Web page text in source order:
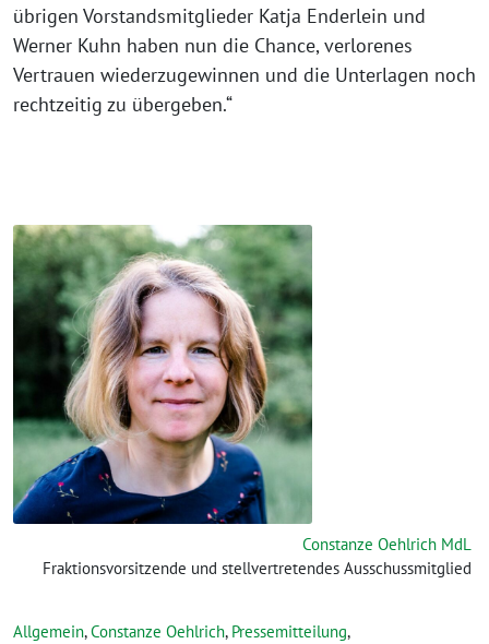
übrigen Vorstandsmitglieder Katja Enderlein und
Werner Kuhn haben nun die Chance, verlorenes
Vertrauen wiederzugewinnen und die Unterlagen noch
rechtzeitig zu übergeben.“
Constanze Oehlrich MdL
Fraktionsvorsitzende und stellvertretendes Ausschussmitglied
Allgemein,Constanze Oehlrich, Pressemitteilung,